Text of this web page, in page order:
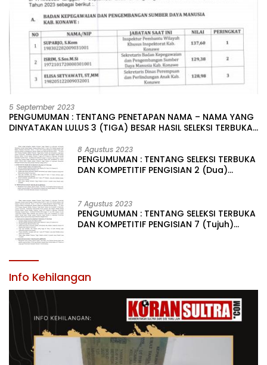
5 September 2023
PENGUMUMAN : TENTANG PENETAPAN NAMA – NAMA YANG
DINYATAKAN LULUS 3 (TIGA) BESAR HASIL SELEKSI TERBUKA
LINGKUNGAN PEMERINTAH DAERAH KABUPATEN KONAWE
8 Agustus 2023
PENGUMUMAN : TENTANG SELEKSI TERBUKA
DAN KOMPETITIF PENGISIAN 2 (Dua)
KABUPATEN KONAWE
7 Agustus 2023
PENGUMUMAN : TENTANG SELEKSI TERBUKA
DAN KOMPETITIF PENGISIAN 7 (Tujuh)
Info Kehilangan